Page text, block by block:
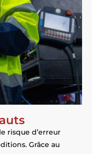
risque d’erreur
Grâce au